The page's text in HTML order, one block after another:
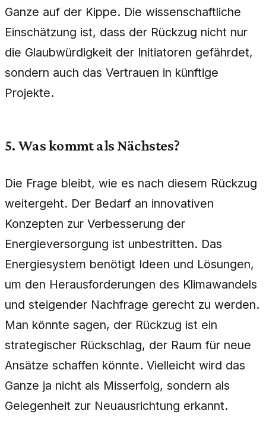
Ganze auf der Kippe. Die wissenschaftliche
Einschätzung ist, dass der Rückzug nicht nur
die Glaubwürdigkeit der Initiatoren gefährdet,
sondern auch das Vertrauen in künftige
Projekte.
5. Was kommt als Nächstes?
Die Frage bleibt, wie es nach diesem Rückzug
weitergeht. Der Bedarf an innovativen
Konzepten zur Verbesserung der
Energieversorgung ist unbestritten. Das
Energiesystem benötigt Ideen und Lösungen,
um den Herausforderungen des Klimawandels
und steigender Nachfrage gerecht zu werden.
Man könnte sagen, der Rückzug ist ein
strategischer Rückschlag, der Raum für neue
Ansätze schaffen könnte. Vielleicht wird das
Ganze ja nicht als Misserfolg, sondern als
Gelegenheit zur Neuausrichtung erkannt.